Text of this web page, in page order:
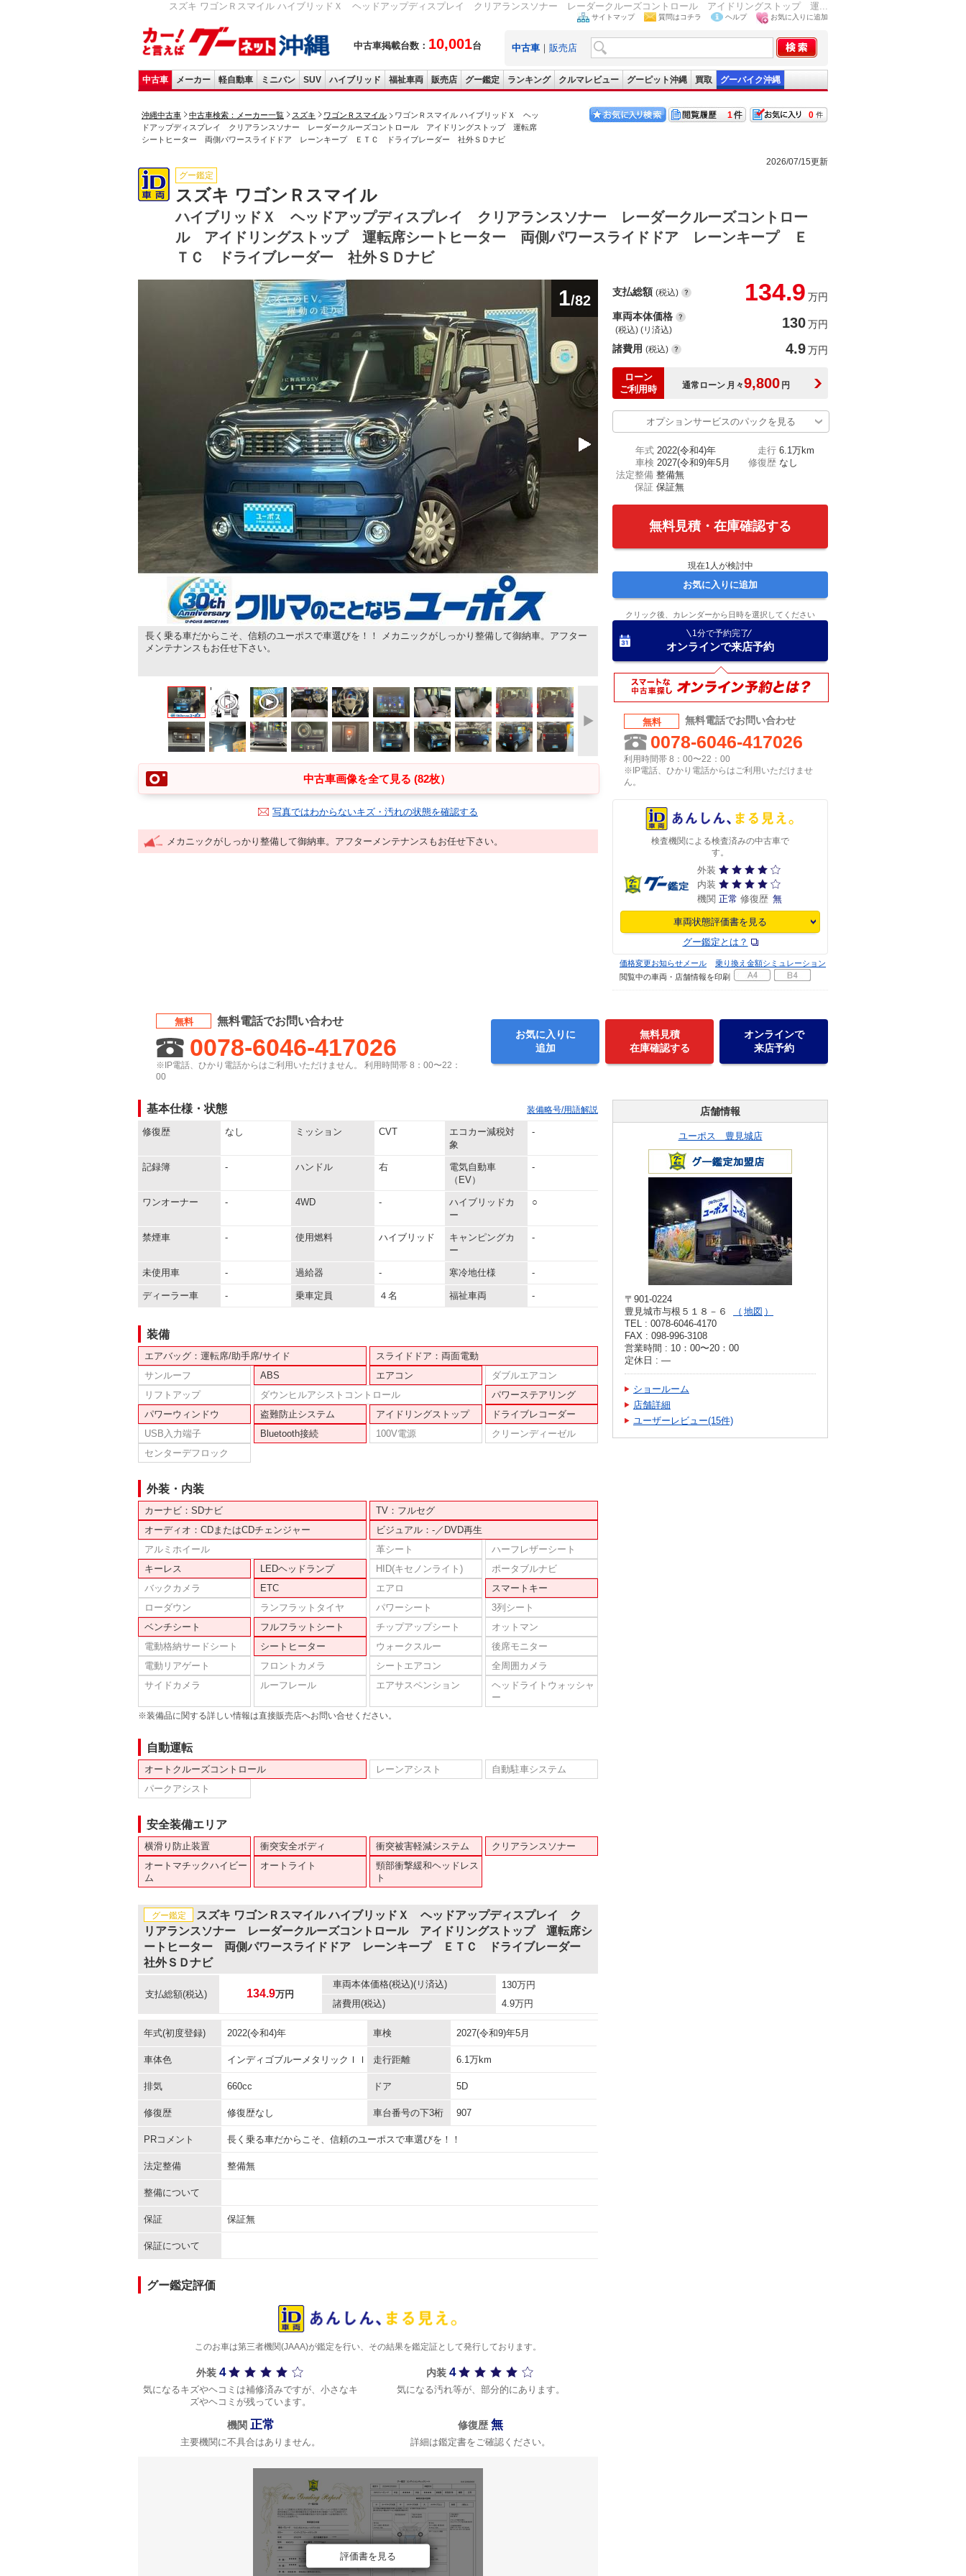
スズキ ワゴンＲスマイル ハイブリッドＸ ヘッドアップディスプレイ クリアランスソナー レーダークルーズコントロール アイドリングストップ 運...
中古車掲載台数： 10,001台
サイトマップ 質問はコチラ ヘルプ お気に入りに追加
中古車 ｜ 販売店
中古車 メーカー 軽自動車 ミニバン SUV ハイブリッド 福祉車両 販売店 グー鑑定 ランキング クルマレビュー グーピット沖縄 買取 グーバイク沖縄
沖縄中古車 中古車検索：メーカー一覧 スズキ ワゴンＲスマイル
ワゴンＲスマイル ハイブリッドＸ ヘッ
ドアップディスプレイ クリアランスソナー レーダークルーズコントロール アイドリングストップ 運転席
シートヒーター 両側パワースライドドア レーンキープ ＥＴＣ ドライブレーダー 社外ＳＤナビ
0
1
2026/07/15更新
グー鑑定
スズキ ワゴンＲスマイル
ハイブリッドＸ ヘッドアップディスプレイ クリアランスソナー レーダークルーズコントロー
ル アイドリングストップ 運転席シートヒーター 両側パワースライドドア レーンキープ Ｅ
ＴＣ ドライブレーダー 社外ＳＤナビ
長く乗る車だからこそ、信頼のユーポスで車選びを！！ メカニックがしっかり整備して御納車。アフター
メンテナンスもお任せ下さい。
1/82
中古車画像を全て見る (82枚）
写真ではわからないキズ・汚れの状態を確認する
メカニックがしっかり整備して御納車。アフターメンテナンスもお任せ下さい。
支払総額 (税込) 134.9 万円
車両本体価格
(税込) (リ済込) 130万円
諸費用 (税込) 4.9万円
ローン
ご利用時
通常ローン 月々9,800 円
オプションサービスのパックを見る
年式 2022(令和4)年 走行 6.1万km
車検 2027(令和9)年5月 修復歴 なし
法定整備 整備無
保証 保証無
無料見積・在庫確認する
現在1 人が検討中
お気に入りに追加
クリック後、カレンダーから日時を選択してください
1分で予約完了
オンラインで来店予約
無料 無料電話でお問い合わせ
0078-6046-417026
利用時間帯 8：00〜22：00
※IP電話、ひかり電話からはご利用いただけませ
ん。
検査機関による検査済みの中古車で
す。
外装
内装
機関 正常 修復歴 無
車両状態評価書を見る
グー鑑定とは？
価格変更お知らせメール
乗り換え金額シミュレーション
閲覧中の車両・店舗情報を印刷
無料 無料電話でお問い合わせ
0078-6046-417026
※IP電話、ひかり電話からはご利用いただけません。 利用時間帯 8：00〜22：
00
お気に入りに
追加
無料見積
在庫確認する
オンラインで
来店予約
基本仕様・状態 装備略号/用語解説
修復歴 なし ミッション CVT
エコカー減税対
象
-
記録簿 - ハンドル 右
電気自動車
（EV）
-
ワンオーナー - 4WD -
ハイブリッドカ
ー
○
禁煙車 - 使用燃料 ハイブリッド
キャンピングカ
ー
-
未使用車 - 過給器 - 寒冷地仕様 -
ディーラー車 - 乗車定員 ４名 福祉車両 -
装備
エアバッグ：運転席/助手席/サイド
スライドドア：両面電動
サンルーフ
ABS エアコン
ダブルエアコン
リフトアップ
ダウンヒルアシストコントロール
パワーステアリング
パワーウィンドウ
盗難防止システム アイドリングストップ
ドライブレコーダー
USB入力端子
Bluetooth接続 100V電源
クリーンディーゼル
センターデフロック
外装・内装
カーナビ：SDナビ
TV：フルセグ
オーディオ：CDまたはCDチェンジャー
ビジュアル：-／DVD再生
アルミホイール
革シート
ハーフレザーシート
キーレス
LEDヘッドランプ HID(キセノンライト)
ポータブルナビ
バックカメラ
ETC エアロ
スマートキー
ローダウン
ランフラットタイヤ パワーシート
3列シート
ベンチシート
フルフラットシート チップアップシート
オットマン
電動格納サードシート
シートヒーター ウォークスルー
後席モニター
電動リアゲート
フロントカメラ シートエアコン
全周囲カメラ
サイドカメラ
ルーフレール エアサスペンション
ヘッドライトウォッシャ
ー
※装備品に関する詳しい情報は直接販売店へお問い合せください。
自動運転
オートクルーズコントロール レーンアシスト
自動駐車システム
パークアシスト
安全装備エリア
横滑り防止装置 衝突安全ボディ 衝突被害軽減システム
クリアランスソナー
オートマチックハイビー
ム
オートライト
頸部衝撃緩和ヘッドレス
ト
グー鑑定
スズキ ワゴンＲスマイル ハイブリッドＸ ヘッドアップディスプレイ ク
リアランスソナー レーダークルーズコントロール アイドリングストップ 運転席シ
ートヒーター 両側パワースライドドア レーンキープ ＥＴＣ ドライブレーダー
社外ＳＤナビ
支払総額(税込) 134.9万円
車両本体価格(税込)(リ済込) 130万円
諸費用(税込) 4.9万円
年式(初度登録) 2022(令和4)年 車検 2027(令和9)年5月
車体色 インディゴブルーメタリックＩＩ 走行距離 6.1万km
排気 660cc ドア 5D
修復歴 修復歴なし 車台番号の下3桁 907
PRコメント 長く乗る車だからこそ、信頼のユーポスで車選びを！！
法定整備 整備無
整備について
保証 保証無
保証について
グー鑑定評価
このお車は第三者機関(JAAA)が鑑定を行い、その結果を鑑定証として発行しております。
外装 4
気になるキズやヘコミは補修済みですが、小さなキ
ズやヘコミが残っています。
内装 4
気になる汚れ等が、部分的にあります。
機関 正常
主要機関に不具合はありません。
修復歴 無
詳細は鑑定書をご確認ください。
評価書を見る
店舗情報
ユーポス 豊見城店
〒901-0224
豊見城市与根５１８－６
地図
TEL : 0078-6046-4170
FAX : 098-996-3108
営業時間 : 10：00〜20：00
定休日 : ―
ショールーム
店舗詳細
ユーザーレビュー(15件)